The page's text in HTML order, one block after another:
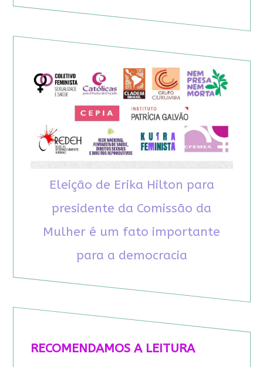
Eleição de Erika Hilton para
presidente da Comissão da
Mulher é um fato importante
para a democracia
RECOMENDAMOS A LEITURA